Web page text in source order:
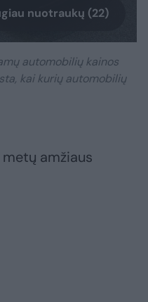
nuotraukų (22)
automobilių kainos
kai kurių automobilių
amžiaus